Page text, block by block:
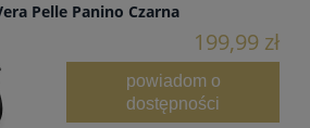
Pelle Panino Czarna
199,99 zł
powiadom o
dostępności